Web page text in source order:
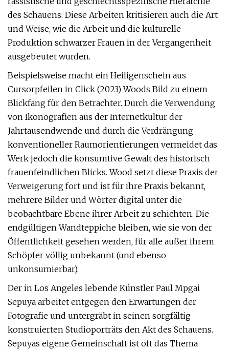
des Schauens. Diese Arbeiten kritisieren auch die Art
und Weise, wie die Arbeit und die kulturelle
Produktion schwarzer Frauen in der Vergangenheit
ausgebeutet wurden.
Beispielsweise macht ein Heiligenschein aus
Cursorpfeilen in Click (2023) Woods Bild zu einem
Blickfang für den Betrachter. Durch die Verwendung
von Ikonografien aus der Internetkultur der
Jahrtausendwende und durch die Verdrängung
konventioneller Raumorientierungen vermeidet das
Werk jedoch die konsumtive Gewalt des historisch
frauenfeindlichen Blicks. Wood setzt diese Praxis der
Verweigerung fort und ist für ihre Praxis bekannt,
mehrere Bilder und Wörter digital unter die
beobachtbare Ebene ihrer Arbeit zu schichten. Die
endgültigen Wandteppiche bleiben, wie sie von der
Öffentlichkeit gesehen werden, für alle außer ihrem
Schöpfer völlig unbekannt (und ebenso
unkonsumierbar).
Der in Los Angeles lebende Künstler Paul Mpgai
Sepuya arbeitet entgegen den Erwartungen der
Fotografie und untergräbt in seinen sorgfältig
konstruierten Studioporträts den Akt des Schauens.
Sepuyas eigene Gemeinschaft ist oft das Thema